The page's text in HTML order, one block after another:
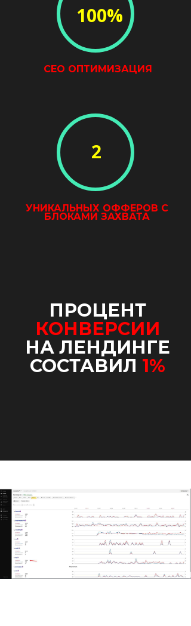
ПРОЦЕНТ
КОНВЕРСИИ
НА ЛЕНДИНГЕ
СОСТАВИЛ 1%
УНИКАЛЬНЫХ ОФФЕРОВ С
БЛОКАМИ ЗАХВАТА
СЕО ОПТИМИЗАЦИЯ
100%
2